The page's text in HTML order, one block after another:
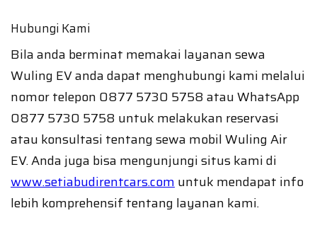
Hubungi Kami
Bila anda berminat memakai layanan sewa
Wuling EV anda dapat menghubungi kami melalui
nomor telepon 0877 5730 5758 atau WhatsApp
0877 5730 5758 untuk melakukan reservasi
atau konsultasi tentang sewa mobil Wuling Air
EV. Anda juga bisa mengunjungi situs kami di
www.setiabudirentcars.comuntuk mendapat info
lebih komprehensif tentang layanan kami.